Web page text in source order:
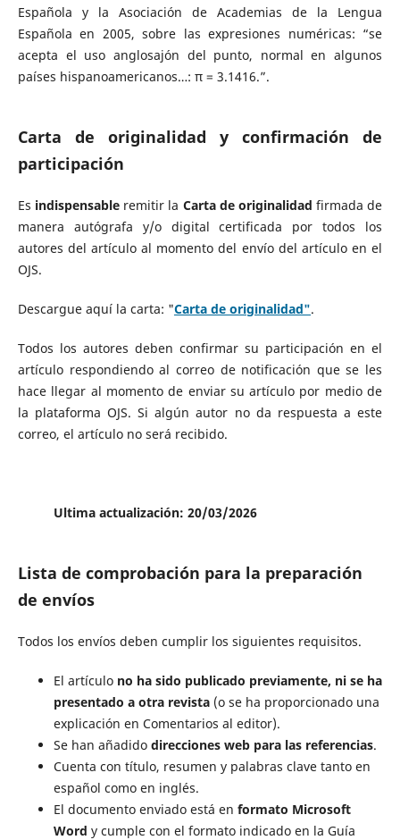
Española y la Asociación de Academias de la Lengua
Española en 2005, sobre las expresiones numéricas: “se
acepta el uso anglosajón del punto, normal en algunos
países hispanoamericanos…: π = 3.1416.”.
Carta de originalidad y confirmación de
participación
Es indispensable remitir la Carta de originalidad firmada de
manera autógrafa y/o digital certificada por todos los
autores del artículo al momento del envío del artículo en el
OJS.
Descargue aquí­ la carta: "Carta de originalidad".
Todos los autores deben confirmar su participación en el
artículo respondiendo al correo de notificación que se les
hace llegar al momento de enviar su artículo por medio de
la plataforma OJS. Si algún autor no da respuesta a este
correo, el artículo no será recibido.
Ultima actualización: 20/03/2026
Lista de comprobación para la preparación
de envíos
Todos los envíos deben cumplir los siguientes requisitos.
El artículo no ha sido publicado previamente, ni se ha
presentado a otra revista(o se ha proporcionado una
explicación en Comentarios al editor).
Se han añadido direcciones web para las referencias.
Cuenta con título, resumen y palabras clave tanto en
español como en inglés.
El documento enviado está en formato Microsoft
Word y cumple con el formato indicado en la Guía